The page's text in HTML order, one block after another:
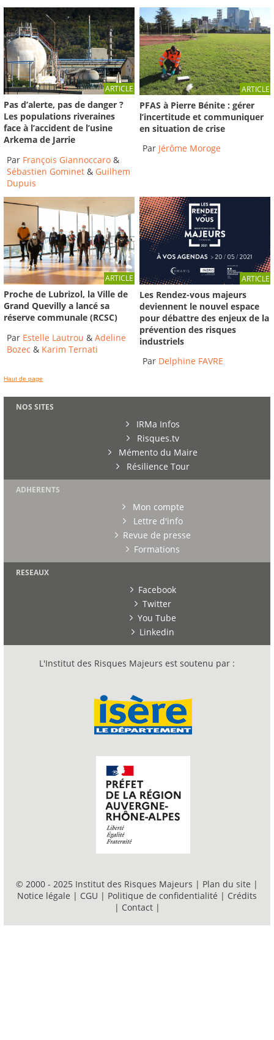
ARTICLE
Pas d’alerte, pas de danger ?
Les populations riveraines
face à l’accident de l’usine
Arkema de Jarrie
Par François Giannoccaro &
Sébastien Gominet & Guilhem
Dupuis
ARTICLE
PFAS à Pierre Bénite : gérer
l’incertitude et communiquer
en situation de crise
Par Jérôme Moroge
ARTICLE
Proche de Lubrizol, la Ville de
Grand Quevilly a lancé sa
réserve communale (RCSC)
Par Estelle Lautrou & Adeline
Bozec & Karim Ternati
ARTICLE
Les Rendez-vous majeurs
deviennent le nouvel espace
pour débattre des enjeux de la
prévention des risques
industriels
Par Delphine FAVRE
Haut de page
NOS SITES
IRMa Infos
Risques.tv
Mémento du Maire
Résilience Tour
ADHERENTS
Mon compte
Lettre d'info
Revue de presse
Formations
RESEAUX
Facebook
Twitter
You Tube
Linkedin
L'Institut des Risques Majeurs est soutenu par :
© 2000 - 2025 Institut des Risques Majeurs | Plan du site |
Notice légale | CGU | Politique de confidentialité | Crédits
| Contact |